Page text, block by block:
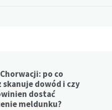
po co
skanuje dowód i czy
dostać
meldunku?